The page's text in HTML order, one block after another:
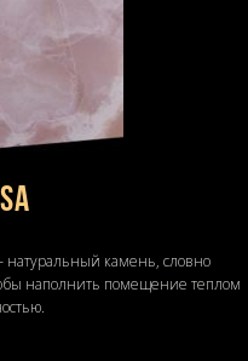
камень, словно
наполнить помещение теплом